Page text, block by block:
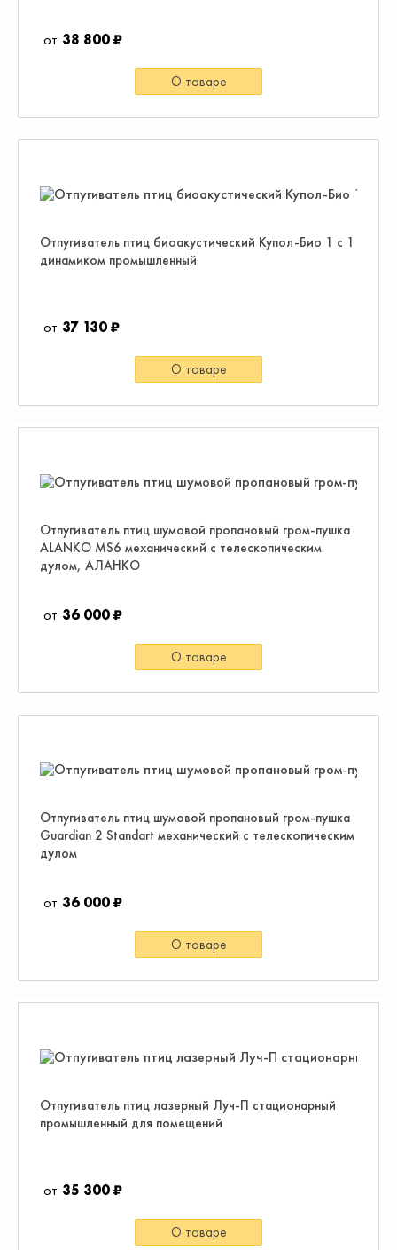
38 800 ₽
О товаре
Отпугиватель птиц биоакустический Купол-Био 1 с 1
динамиком промышленный
37 130 ₽
О товаре
Отпугиватель птиц шумовой пропановый гром-пушка
ALANKO MS6 механический с телескопическим
дулом, АЛАНКО
36 000 ₽
О товаре
Отпугиватель птиц шумовой пропановый гром-пушка
Guardian 2 Standart механический с телескопическим
дулом
36 000 ₽
О товаре
Отпугиватель птиц лазерный Луч-П стационарный
промышленный для помещений
35 300 ₽
О товаре